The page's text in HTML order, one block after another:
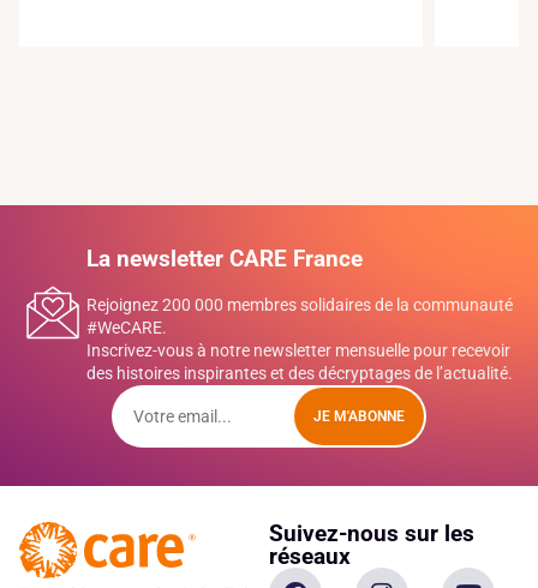
La newsletter CARE France
Rejoignez 200 000 membres solidaires de la communauté
#WeCARE.
Inscrivez-vous à notre newsletter mensuelle pour recevoir
des histoires inspirantes et des décryptages de l’actualité.
JE M'ABONNE
Suivez-nous sur les
réseaux